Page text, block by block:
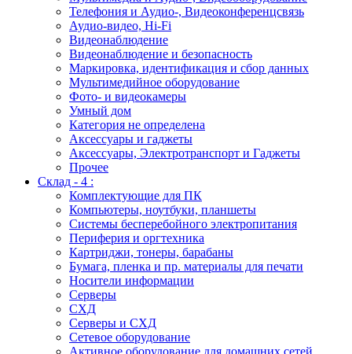
Телефония и Аудио-, Видеоконференцсвязь
Аудио-видео, Hi-Fi
Видеонаблюдение
Видеонаблюдение и безопасность
Маркировка, идентификация и сбор данных
Мультимедийное оборудование
Фото- и видеокамеры
Умный дом
Категория не определена
Аксессуары и гаджеты
Аксессуары, Электротранспорт и Гаджеты
Прочее
Склад - 4 :
Комплектующие для ПК
Компьютеры, ноутбуки, планшеты
Системы бесперебойного электропитания
Периферия и оргтехника
Картриджи, тонеры, барабаны
Бумага, пленка и пр. материалы для печати
Носители информации
Серверы
СХД
Серверы и СХД
Сетевое оборудование